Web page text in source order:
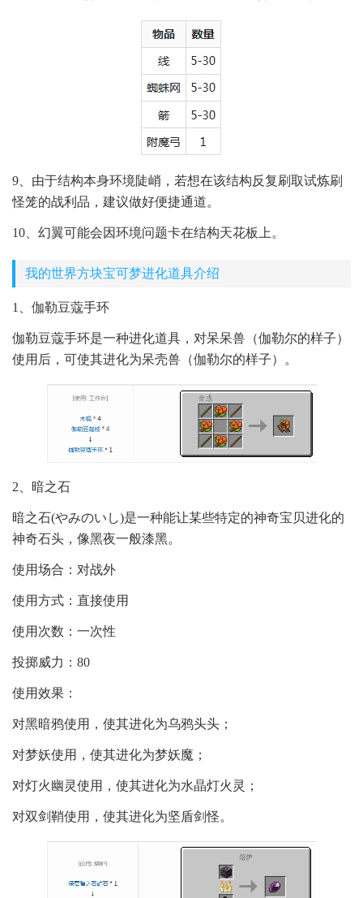
9、由于结构本身环境陡峭，若想在该结构反复刷取试炼刷
怪笼的战利品，建议做好便捷通道。
10、幻翼可能会因环境问题卡在结构天花板上。
我的世界方块宝可梦进化道具介绍
1、伽勒豆蔻手环
伽勒豆蔻手环是一种进化道具，对呆呆兽（伽勒尔的样子）
使用后，可使其进化为呆壳兽（伽勒尔的样子）。
2、暗之石
暗之石(やみのいし)是一种能让某些特定的神奇宝贝进化的
神奇石头，像黑夜一般漆黑。
使用场合：对战外
使用方式：直接使用
使用次数：一次性
投掷威力：80
使用效果：
对黑暗鸦使用，使其进化为乌鸦头头；
对梦妖使用，使其进化为梦妖魔；
对灯火幽灵使用，使其进化为水晶灯火灵；
对双剑鞘使用，使其进化为坚盾剑怪。